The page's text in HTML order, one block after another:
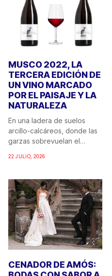
MUSCO 2022, LA
TERCERA EDICIÓN DE
UN VINO MARCADO
POR EL PAISAJE Y LA
NATURALEZA
En una ladera de suelos
arcillo-calcáreos, donde las
garzas sobrevuelan el
22 JULIO, 2026
CENADOR DE AMÓS: